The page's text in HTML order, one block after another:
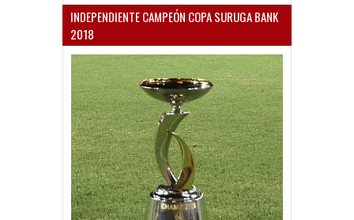
INDEPENDIENTE CAMPEÓN COPA SURUGA BANK
2018